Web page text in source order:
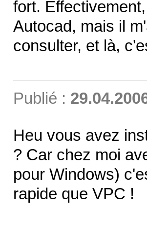
fort.
Autocad, mais il
consulter, et là,
Publié :
Heu vous avez
? Car chez moi
pour Windows)
rapide que VPC !